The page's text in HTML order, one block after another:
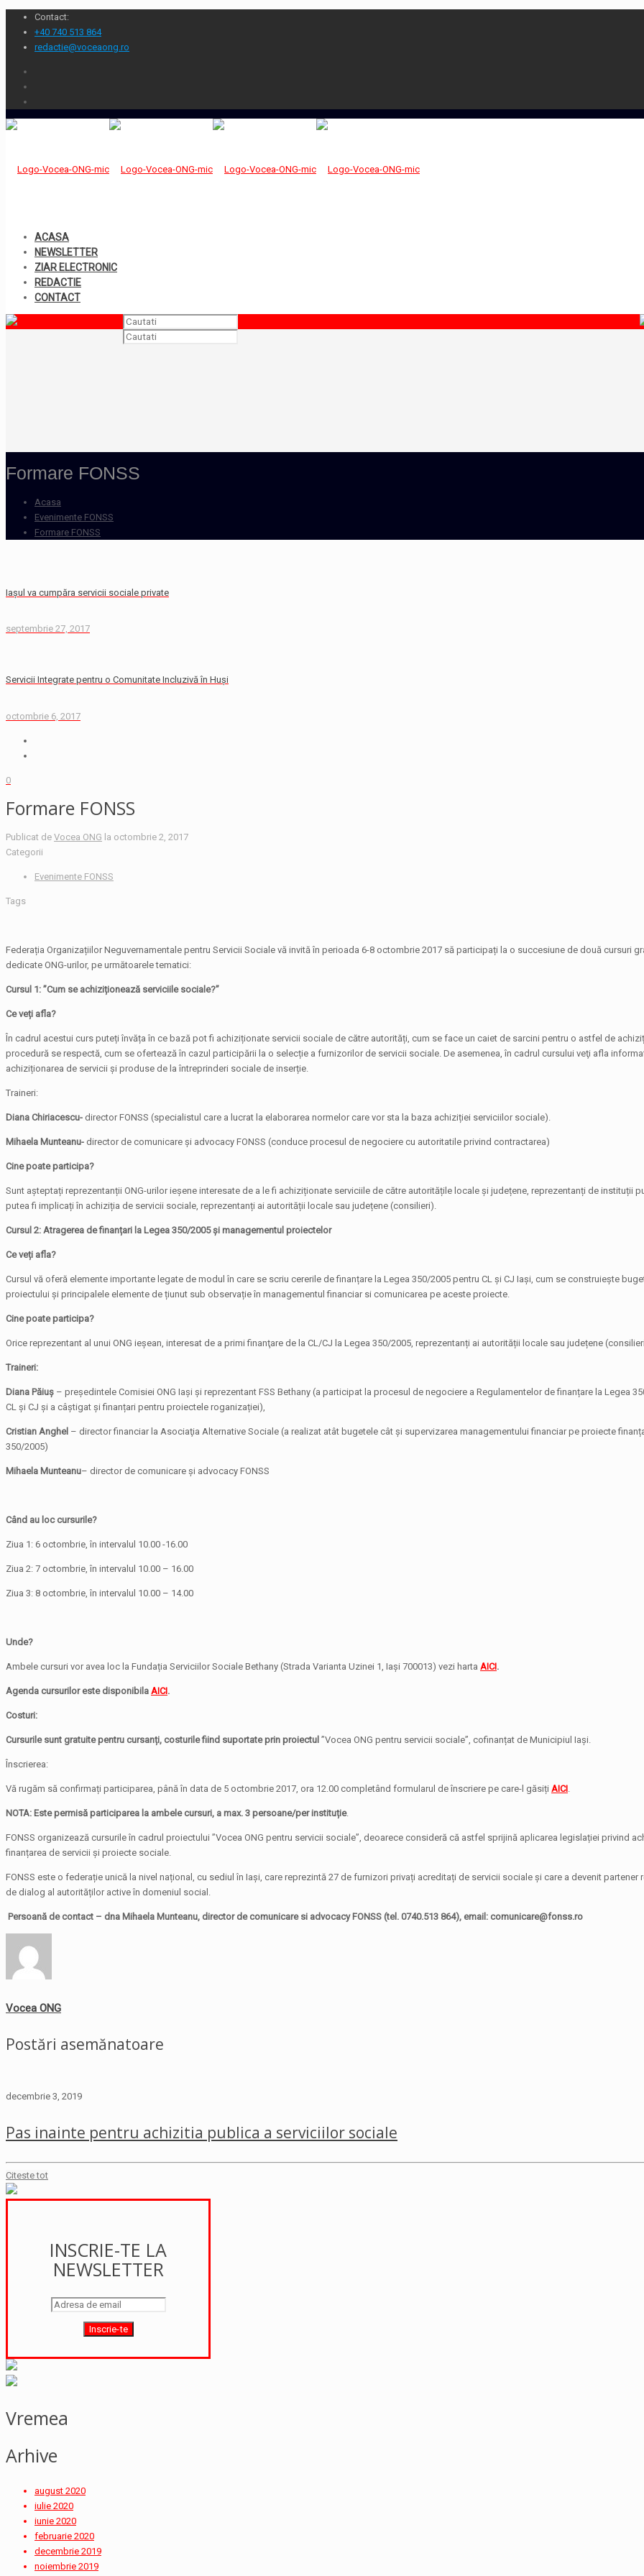
Contact:
+40 740 513 864
redactie@voceaong.ro
ACASA
NEWSLETTER
ZIAR ELECTRONIC
REDACTIE
CONTACT
Formare FONSS
Acasa
Evenimente FONSS
Formare FONSS
Iașul va cumpăra servicii sociale private
septembrie 27, 2017
Servicii Integrate pentru o Comunitate Incluzivă în Huși
octombrie 6, 2017
0
Formare FONSS
Publicat de Vocea ONG la octombrie 2, 2017
Categorii
Evenimente FONSS
Tags
Federația Organizațiilor Neguvernamentale pentru Servicii Sociale vă invită în perioada 6-8 octombrie 2017 să participați la o succesiune de două cursuri
dedicate ONG-urilor, pe următoarele tematici:
Cursul 1: ”Cum se achiziționează serviciile sociale?”
Ce veți afla?
În cadrul acestui curs puteți învăța în ce bază pot fi achiziționate servicii sociale de către autorități, cum se face un caiet de sarcini pentru o astfel de
procedură se respectă, cum se ofertează în cazul participării la o selecție a furnizorilor de servicii sociale. De asemenea, în cadrul cursului veţi afla
achiziționarea de servicii și produse de la întreprinderi sociale de inserție.
Traineri:
Diana Chiriacescu- director FONSS (specialistul care a lucrat la elaborarea normelor care vor sta la baza achiziției serviciilor sociale).
Mihaela Munteanu- director de comunicare și advocacy FONSS (conduce procesul de negociere cu autoritatile privind contractarea)
Cine poate participa?
Sunt așteptați reprezentanții ONG-urilor ieșene interesate de a le fi achiziționate serviciile de către autoritățile locale și județene, reprezentanți de instituții
putea fi implicați în achiziția de servicii sociale, reprezentanți ai autorității locale sau județene (consilieri).
Cursul 2: Atragerea de finanțari la Legea 350/2005 și managementul proiectelor
Ce veți afla?
Cursul vă oferă elemente importante legate de modul în care se scriu cererile de finanțare la Legea 350/2005 pentru CL și CJ Iași, cum se construiește
proiectului și principalele elemente de țiunut sub observație în managementul financiar si comunicarea pe aceste proiecte.
Cine poate participa?
Orice reprezentant al unui ONG ieșean, interesat de a primi finanţare de la CL/CJ la Legea 350/2005, reprezentanți ai autorității locale sau județene
Traineri:
Diana Păiuș – președintele Comisiei ONG Iași și reprezentant FSS Bethany (a participat la procesul de negociere a Regulamentelor de finanțare la Legea
CL şi CJ și a câștigat și finanțari pentru proiectele roganizației),
Cristian Anghel – director financiar la Asociaţia Alternative Sociale (a realizat atât bugetele cât și supervizarea managementului financiar pe proiecte
350/2005)
Mihaela Munteanu– director de comunicare și advocacy FONSS
Când au loc cursurile?
Ziua 1: 6 octombrie, în intervalul 10.00 -16.00
Ziua 2: 7 octombrie, în intervalul 10.00 – 16.00
Ziua 3: 8 octombrie, în intervalul 10.00 – 14.00
Unde?
Ambele cursuri vor avea loc la Fundația Serviciilor Sociale Bethany (Strada Varianta Uzinei 1, Iași 700013) vezi harta AICI.
Agenda cursurilor este disponibila AICI.
Costuri:
Cursurile sunt gratuite pentru cursanți, costurile fiind suportate prin proiectul ”Vocea ONG pentru servicii sociale”, cofinanțat de Municipiul Iași.
Înscrierea:
Vă rugăm să confirmați participarea, până în data de 5 octombrie 2017, ora 12.00 completând formularul de înscriere pe care-l găsiți AICI.
NOTA: Este permisă participarea la ambele cursuri, a max. 3 persoane/per instituție.
FONSS organizează cursurile în cadrul proiectului ”Vocea ONG pentru servicii sociale”, deoarece consideră că astfel sprijină aplicarea legislației privind
finanțarea de servicii și proiecte sociale.
FONSS este o federație unică la nivel național, cu sediul în Iași, care reprezintă 27 de furnizori privați acreditați de servicii sociale și care a devenit partener
de dialog al autorităților active în domeniul social.
Persoană de contact – dna Mihaela Munteanu, director de comunicare si advocacy FONSS (tel. 0740.513 864), email: comunicare@fonss.ro
Vocea ONG
Postări asemănatoare
decembrie 3, 2019
Pas inainte pentru achizitia publica a serviciilor sociale
Citeste tot
INSCRIE-TE LA
NEWSLETTER
Vremea
Arhive
august 2020
iulie 2020
iunie 2020
februarie 2020
decembrie 2019
noiembrie 2019